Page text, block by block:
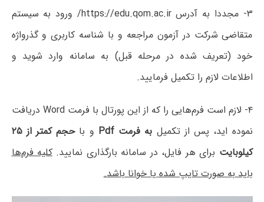
۳- مجددا به آدرس https://edu.qom.ac.ir/ ورود به سیستم
متقاضی شرکت در آزمون مراجعه و با شناسه کاربری و گذرواژه
خود (تعریف شده در مرحله قبل) به سامانه وارد شوید و
اطلاعات لازم را تکمیل فرمایید.
۴- لازم است فرم‌هایی را که از این پورتال با فرمت Word دریافت
نموده اید، پس از تکمیل به فرمت Pdf و با
حجم کمتر از ۲۵
کیلوبایت برای هر فایل، در سامانه بارگذاری نمایید.کلیه فرم‌ها
باید به صورت تایپ شده یا خوانا باشد.